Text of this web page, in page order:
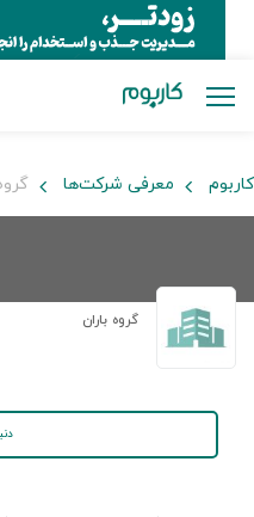
کاربوم معرفی شرکت‌ها
گروه باران